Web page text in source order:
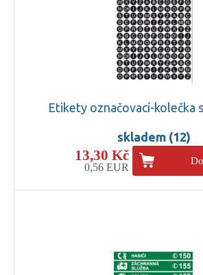
Etikety označovací-kolečka
skladem (12)
13,30 Kč
0,56 EUR